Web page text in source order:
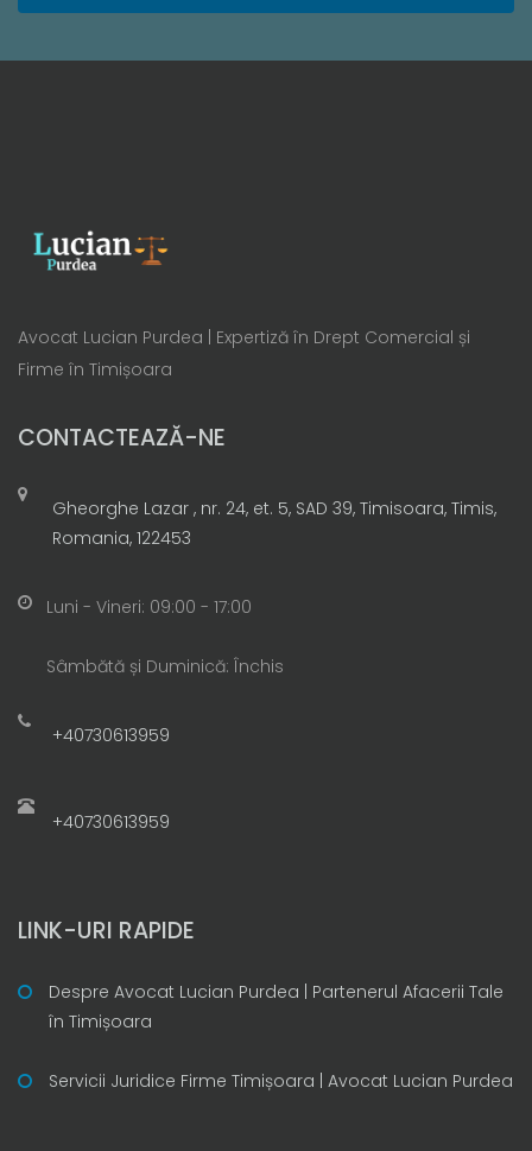
Avocat Lucian Purdea | Expertiză în Drept Comercial și
Firme în Timișoara
CONTACTEAZĂ-NE
Gheorghe Lazar , nr. 24, et. 5, SAD 39, Timisoara, Timis,
Romania, 122453
Luni - Vineri: 09:00 - 17:00
Sâmbătă și Duminică: Închis
+40730613959
+40730613959
LINK-URI RAPIDE
Despre Avocat Lucian Purdea | Partenerul Afacerii Tale
în Timișoara
Servicii Juridice Firme Timișoara | Avocat Lucian Purdea